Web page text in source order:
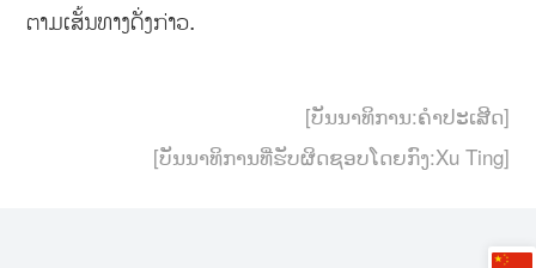
ຕາມເສັ້ນທາງດັ່ງກ່າວ.
[ບັນນາທິການ:ຄຳປະເສີດ]
[ບັນນາທິການທີ່ຮັບຜິດຊອບໂດຍກົງ:Xu Ting]